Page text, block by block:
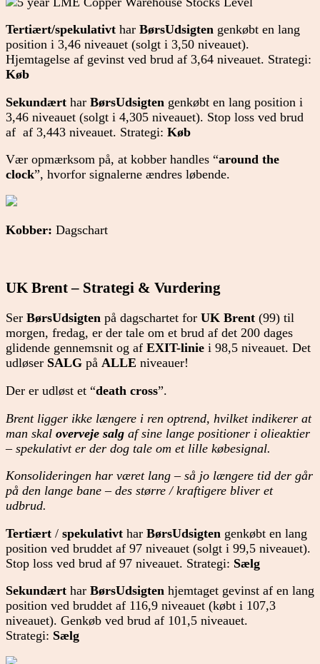
Tertiært/spekulativt har BørsUdsigten genkøbt en lang
position i 3,46 niveauet (solgt i 3,50 niveauet).
Hjemtagelse af gevinst ved brud af 3,64 niveauet. Strategi:
Køb
Sekundært har BørsUdsigten genkøbt en lang position i
3,46 niveauet (solgt i 4,305 niveauet). Stop loss ved brud
af af 3,443 niveauet. Strategi: Køb
Vær opmærksom på, at kobber handles “around the
clock”, hvorfor signalerne ændres løbende.
Kobber: Dagschart
UK Brent – Strategi & Vurdering
Ser BørsUdsigten på dagschartet for UK Brent (99) til
morgen, fredag, er der tale om et brud af det 200 dages
glidende gennemsnit og af EXIT-linie i 98,5 niveauet. Det
udløser SALG på ALLE niveauer!
Der er udløst et “death cross”.
Brent ligger ikke længere i ren optrend, hvilket indikerer at
man skal overveje salg af sine lange positioner i olieaktier
– spekulativt er der dog tale om et lille købesignal.
Konsolideringen har været lang – så jo længere tid der går
på den lange bane – des større / kraftigere bliver et
udbrud.
Tertiært / spekulativt har BørsUdsigten genkøbt en lang
position ved bruddet af 97 niveauet (solgt i 99,5 niveauet).
Stop loss ved brud af 97 niveauet. Strategi: Sælg
Sekundært har BørsUdsigten hjemtaget gevinst af en lang
position ved bruddet af 116,9 niveauet (købt i 107,3
niveauet). Genkøb ved brud af 101,5 niveauet.
Strategi: Sælg